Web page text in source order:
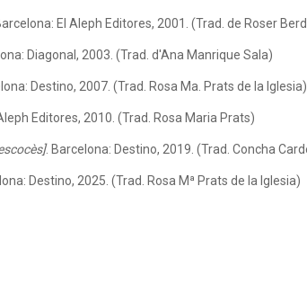
El Aleph Editores, 2001. (Trad. de Roser
Diagonal, 2003. (Trad. d'Ana Manrique Sala)
Destino, 2007. (Trad. Rosa Ma. Prats de la Iglesia)
Editores, 2010. (Trad. Rosa Maria Prats)
. Barcelona: Destino, 2019. (Trad. Concha
Destino, 2025. (Trad. Rosa Mª Prats de la Iglesia)